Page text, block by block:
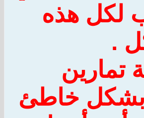
لكل هذه
.
تمارين
بشكل خاطئ